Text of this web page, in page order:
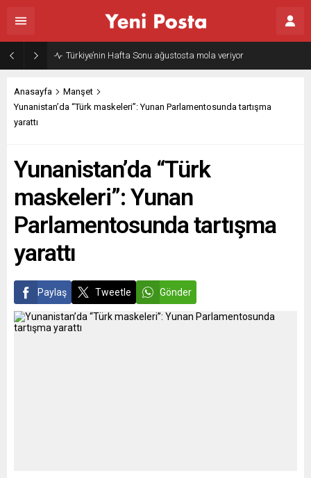
Türkiye’nin Hafta Sonu ağustosta mola veriyor
Anasayfa
Manşet
Yunanistan’da “Türk maskeleri”: Yunan Parlamentosunda tartışma
yarattı
Yunanistan’da “Türk
maskeleri”: Yunan
Parlamentosunda tartışma
yarattı
Paylaş Tweetle Gönder